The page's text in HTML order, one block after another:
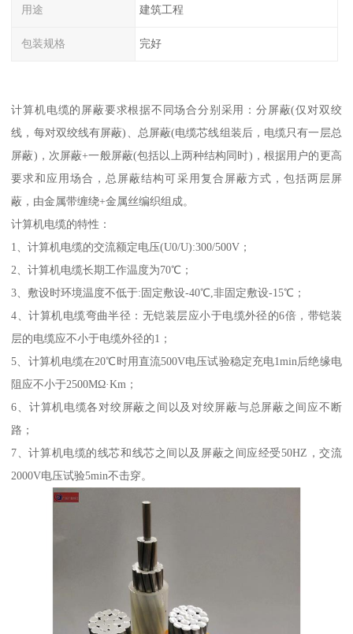
用途 建筑工程
包装规格 完好
计算机电缆的屏蔽要求根据不同场合分别采用：分屏蔽(仅对双绞
线，每对双绞线有屏蔽)、总屏蔽(电缆芯线组装后，电缆只有一层总
屏蔽)，次屏蔽+一般屏蔽(包括以上两种结构同时)，根据用户的更高
要求和应用场合，总屏蔽结构可采用复合屏蔽方式，包括两层屏
蔽，由金属带缠绕+金属丝编织组成。
计算机电缆的特性：
1、计算机电缆的交流额定电压(U0/U):300/500V；
2、计算机电缆长期工作温度为70℃；
3、敷设时环境温度不低于:固定敷设-40℃,非固定敷设-15℃；
4、计算机电缆弯曲半径：无铠装层应小于电缆外径的6倍，带铠装
层的电缆应不小于电缆外径的1；
5、计算机电缆在20℃时用直流500V电压试验稳定充电1min后绝缘电
阻应不小于2500MΩ·Km；
6、计算机电缆各对绞屏蔽之间以及对绞屏蔽与总屏蔽之间应不断
路；
7、计算机电缆的线芯和线芯之间以及屏蔽之间应经受50HZ，交流
2000V电压试验5min不击穿。